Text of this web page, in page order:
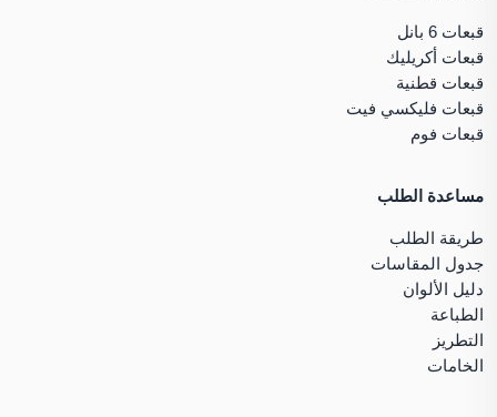
قبعات 6 بانل
قبعات أكريليك
قبعات قطنية
قبعات فليكسي فيت
قبعات فوم
مساعدة الطلب
طريقة الطلب
جدول المقاسات
دليل الألوان
الطباعة
التطريز
الخامات